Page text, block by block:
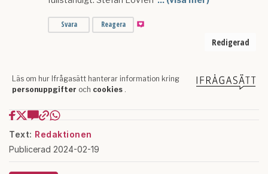
Text: Redaktionen
Publicerad 2024-02-19